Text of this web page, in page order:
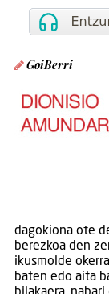
GoiBerri
dagokiona ote
berezkoa den
ikusmolde
baten edo aita